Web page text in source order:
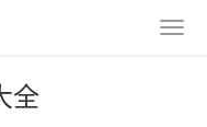
全